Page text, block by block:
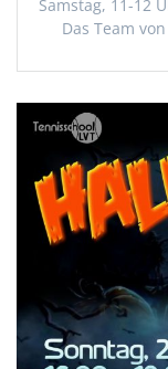
Samstag, 11-12
Das Team